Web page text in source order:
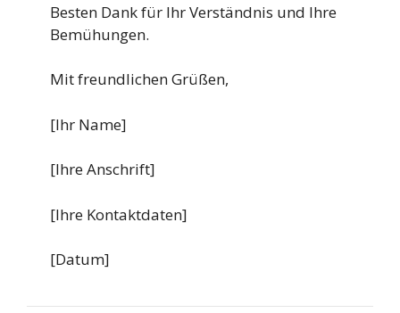
Besten Dank für Ihr Verständnis und Ihre
Bemühungen.
Mit freundlichen Grüßen,
[Ihr Name]
[Ihre Anschrift]
[Ihre Kontaktdaten]
[Datum]